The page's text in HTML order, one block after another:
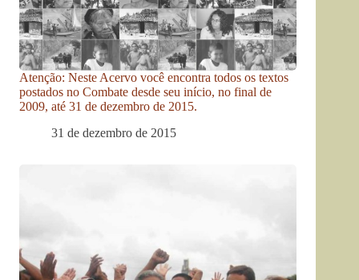
Atenção: Neste Acervo você encontra todos os textos
postados no Combate desde seu início, no final de
2009, até 31 de dezembro de 2015.
31 de dezembro de 2015